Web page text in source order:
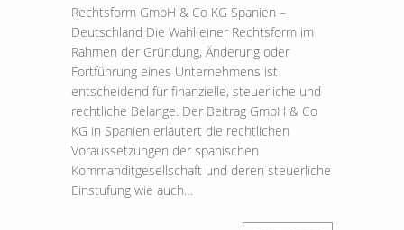
Rechtsform GmbH & Co KG Spanien –
Deutschland Die Wahl einer Rechtsform im
Rahmen der Gründung, Änderung oder
Fortführung eines Unternehmens ist
entscheidend für finanzielle, steuerliche und
rechtliche Belange. Der Beitrag GmbH & Co
KG in Spanien erläutert die rechtlichen
Voraussetzungen der spanischen
Kommanditgesellschaft und deren steuerliche
Einstufung wie auch…